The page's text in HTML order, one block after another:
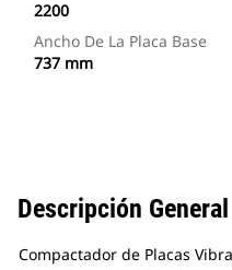
2200
Ancho De La Placa Base
737 mm
Descripción General
Compactador de Placas